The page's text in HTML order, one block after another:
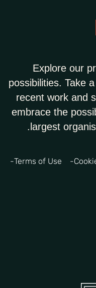
Explore our
possibilities. Take
recent work and
embrace the
largest
Terms of Use